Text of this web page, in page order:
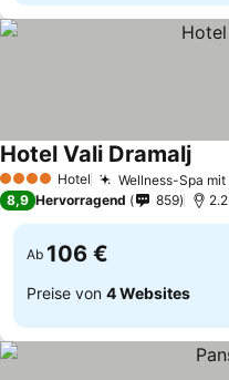
4 Sterne Hotel Wellness-Spa mit
Hotel Vali Dramalj
8,9 Hervorragend 859
Ab 106 €
Preise von 4 Websites